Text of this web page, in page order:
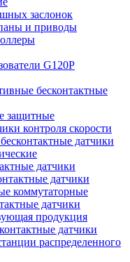
заслонок
и приводы
G120P
бесконтактные
защитные
контроля скорости
датчики
датчики
датчики
коммутаторные
датчики
продукция
датчики
распределенного